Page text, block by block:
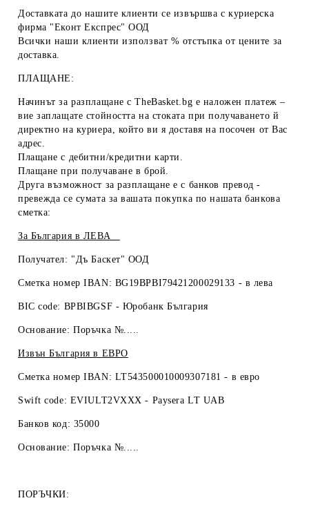
Доставката до нашите клиенти се извършва с куриерска
фирма "Еконт Експрес" ООД
Всички наши клиенти използват % отстъпка от цените за
доставка.
ПЛАЩАНЕ:
Начинът за разплащане с TheBasket.bg е наложен платеж –
вие заплащате стойността на стоката при получаването й
директно на куриера, който ви я доставя на посочен от Вас
адрес.
Плащане с дебитни/кредитни карти .
Плащане при получаване в брой.
Друга възможност за разплащане е с банков превод -
превежда се сумата за вашата покупка по нашата банкова
сметка:
За България в ЛЕВА
Получател: "Дъ Баскет" ООД
Сметка номер IBAN: BG19BPBI79421200029133 - в лева
BIC code: BPBIBGSF - Юробанк България
Основание: Поръчка №.....
Извън България в ЕВРО
Сметка номер IBAN: LT543500010009307181 - в евро
Swift code: EVIULT2VXXX - Paysera LT UAB
Банков код: 35000
Основание: Поръчка №.....
ПОРЪЧКИ: